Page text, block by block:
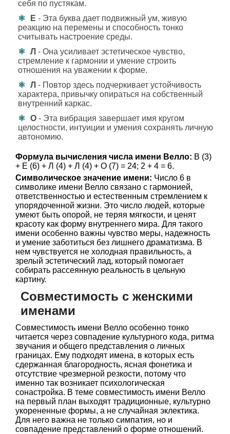
себя по пустякам.
Е - Эта буква дает подвижный ум, живую
реакцию на перемены и способность тонко
считывать настроение среды.
Л - Она усиливает эстетическое чувство,
стремление к гармонии и умение строить
отношения на уважении к форме.
Л - Повтор здесь подчеркивает устойчивость
характера, привычку опираться на собственный
внутренний каркас.
О - Эта вибрация завершает имя кругом
целостности, интуиции и умения сохранять личную
автономию.
Формула вычисления числа имени Велло: В (3)
+ Е (6) + Л (4) + Л (4) + О (7) = 24; 2 + 4 = 6.
Символическое значение имени: Число 6 в
символике имени Велло связано с гармонией,
ответственностью и естественным стремлением к
упорядоченной жизни. Это число людей, которые
умеют быть опорой, не теряя мягкости, и ценят
красоту как форму внутреннего мира. Для такого
имени особенно важны чувство меры, надежность
и умение заботиться без лишнего драматизма. В
нем чувствуется не холодная правильность, а
зрелый эстетический лад, который помогает
собирать рассеянную реальность в цельную
картину.
Совместимость с женскими
именами
Совместимость имени Велло особенно тонко
читается через совпадение культурного кода, ритма
звучания и общего представления о личных
границах. Ему подходят имена, в которых есть
сдержанная благородность, ясная фонетика и
отсутствие чрезмерной резкости, потому что
именно так возникает психологическая
сонастройка. В теме совместимость имени Велло
на первый план выходят традиционные, культурно
укорененные формы, а не случайная эклектика.
Для него важна не только симпатия, но и
совпадение представлений о форме отношений.